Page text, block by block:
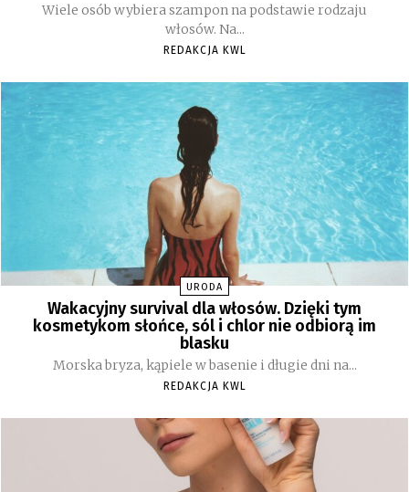
Wiele osób wybiera szampon na podstawie rodzaju
włosów. Na...
REDAKCJA KWL
URODA
Wakacyjny survival dla włosów. Dzięki tym
kosmetykom słońce, sól i chlor nie odbiorą im
blasku
Morska bryza, kąpiele w basenie i długie dni na...
REDAKCJA KWL